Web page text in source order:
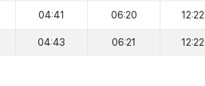
04:41 06:20 12:22
04:43 06:21 12:22